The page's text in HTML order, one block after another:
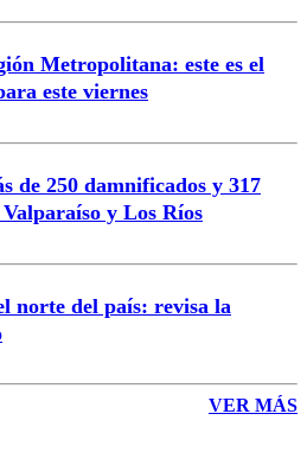
Enviar comentario
Metropolitana: este es el
este viernes
de 250 damnificados y 317
y Los Ríos
norte del país: revisa la
VER MÁS